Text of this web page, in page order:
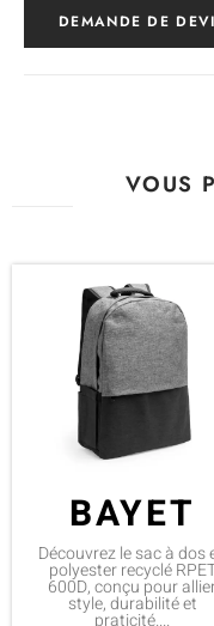
DEMANDE DE
VOUS
BAYET
Découvrez le sac à dos
polyester recyclé
600D, conçu pour
style, durabilité et
praticité....